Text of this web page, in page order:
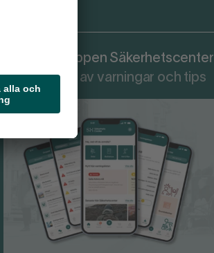
Ladda ner appen Säkerhetscenter
för att ta del av varningar och tips